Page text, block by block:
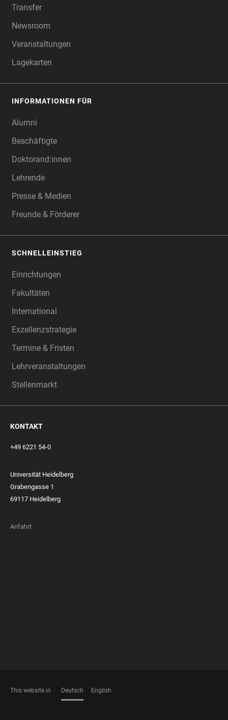
Transfer
Newsroom
Veranstaltungen
Lagekarten
INFORMATIONEN FÜR
Alumni
Beschäftigte
Doktorand:innen
Lehrende
Presse & Medien
Freunde & Förderer
SCHNELLEINSTIEG
Einrichtungen
Fakultäten
International
Exzellenzstrategie
Termine & Fristen
Lehrveranstaltungen
Stellenmarkt
KONTAKT
+49 6221 54-0
Universität Heidelberg
Grabengasse 1
69117 Heidelberg
Anfahrt
This website in Deutsch English